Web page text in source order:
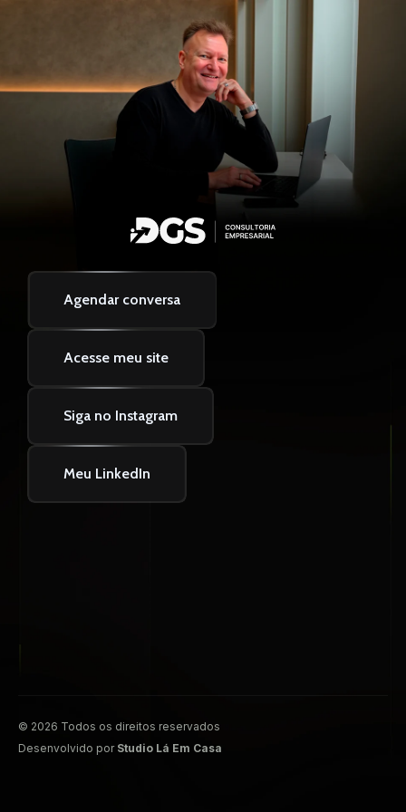
Agendar conversa
Acesse meu site
Siga no Instagram
Meu LinkedIn
© 2026 Todos os direitos reservados
Desenvolvido por Studio Lá Em Casa